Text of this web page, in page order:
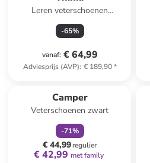
Leren veterschoenen
donkerblauw
-65%
vanaf: € 64,99
Adviesprijs (AVP): € 189,90*
Camper
Veterschoenen zwart
-71%
€ 44,99regulier
€ 42,99 met family